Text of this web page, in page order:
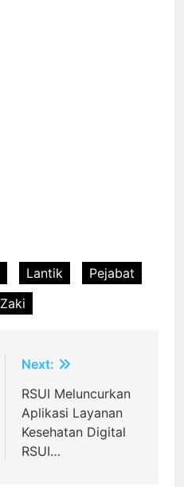
Lantik
Pejabat
Zaki
Next:
RSUI Meluncurkan
Aplikasi Layanan
Kesehatan Digital
RSUI…